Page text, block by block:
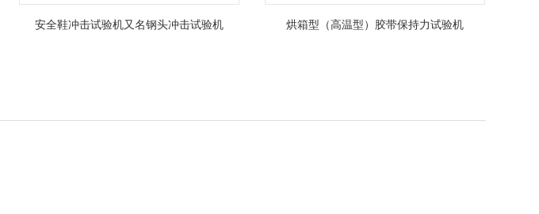
安全鞋冲击试验机又名钢头冲击试验机 烘箱型（高温型）胶带保持力试验机